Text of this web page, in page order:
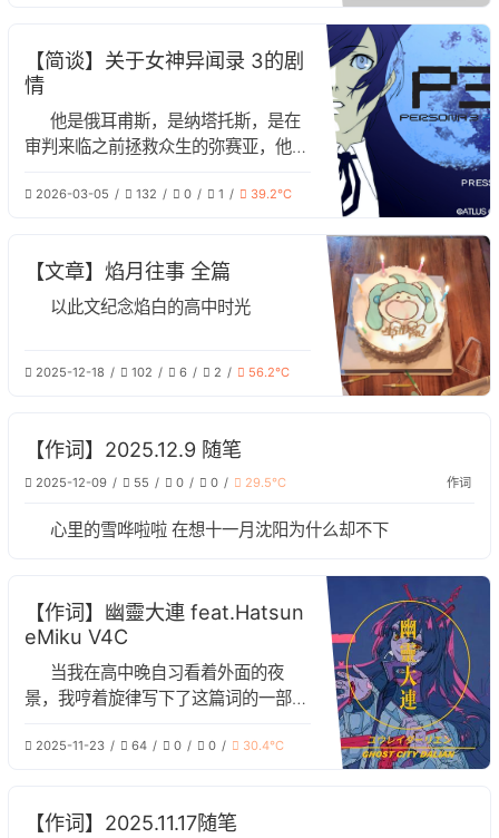
【简谈】关于女神异闻录 3的剧
情
他是俄耳甫斯，是纳塔托斯，是在
审判来临之前拯救众生的弥赛亚，他是
2026-03-05 132 0 1 39.2℃
【文章】焰月往事 全篇
以此文纪念焰白的高中时光
2025-12-18 102 6 2 56.2℃
【作词】2025.12.9 随笔
2025-12-09 55 0 0 29.5℃ 作词
心里的雪哗啦啦 在想十一月沈阳为什么却不下
【作词】幽靈大連 feat.Hatsun
eMiku V4C
当我在高中晚自习看着外面的夜
景，我哼着旋律写下了这篇词的一部分
一种无与伦比的孤独感，自己对比这个
巍，看着人群漠漠，那股幽灵的感觉再
2025-11-23 64 0 0 30.4℃
【作词】2025.11.17随笔